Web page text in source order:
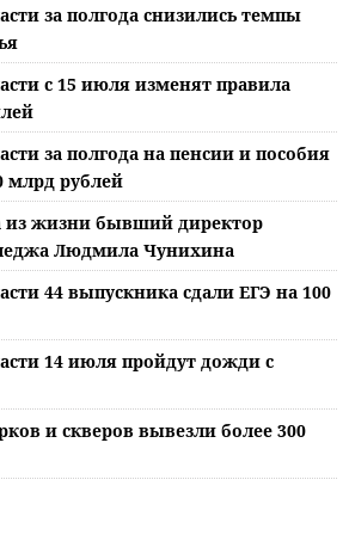
за полгода снизились темпы
с 15 июля изменят правила
за полгода на пенсии и пособия
млрд рублей
из жизни бывший директор
Людмила Чунихина
44 выпускника сдали ЕГЭ на 100
14 июля пройдут дожди с
и скверов вывезли более 300